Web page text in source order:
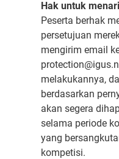
Hak untuk
Peserta berhak
persetujuan
mengirim email
melakukannya,
berdasarkan
akan segera
selama periode
yang
kompetisi.